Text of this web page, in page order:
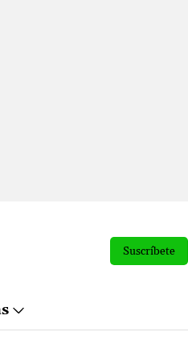
Suscríbete